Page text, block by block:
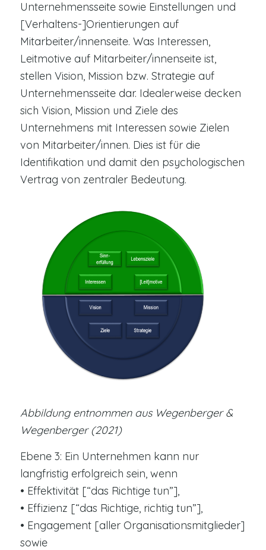
Unternehmensseite sowie Einstellungen und
[Verhaltens-]Orientierungen auf
Mitarbeiter/innenseite. Was Interessen,
Leitmotive auf Mitarbeiter/innenseite ist,
stellen Vision, Mission bzw. Strategie auf
Unternehmensseite dar. Idealerweise decken
sich Vision, Mission und Ziele des
Unternehmens mit Interessen sowie Zielen
von Mitarbeiter/innen. Dies ist für die
Identifikation und damit den psychologischen
Vertrag von zentraler Bedeutung.
Abbildung entnommen aus Wegenberger &
Wegenberger (2021)
Ebene 3: Ein Unternehmen kann nur
langfristig erfolgreich sein, wenn
• Effektivität [“das Richtige tun”],
• Effizienz [“das Richtige, richtig tun”],
• Engagement [aller Organisationsmitglieder]
sowie